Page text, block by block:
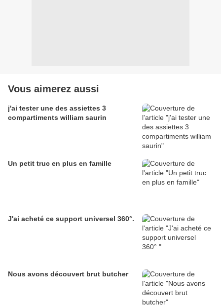
Vous aimerez aussi
j'ai tester une des assiettes 3
compartiments william saurin
Un petit truc en plus en famille
J'ai acheté ce support universel 360°.
Nous avons découvert brut butcher